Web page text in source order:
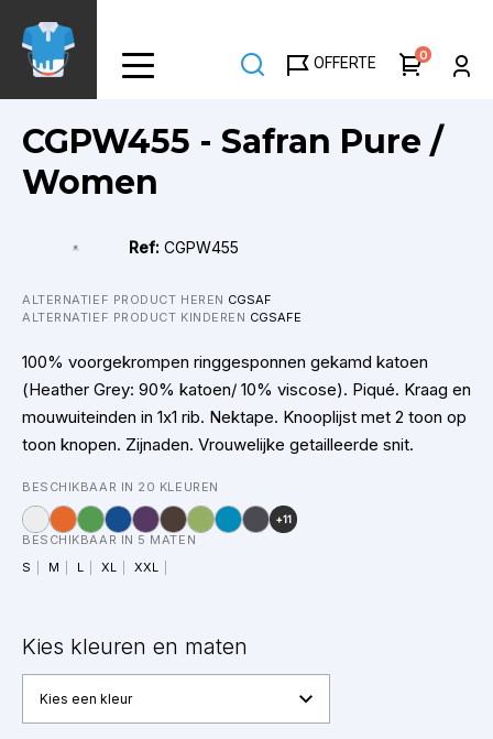
naar
gaan
OFFERTE 0
CGPW455 - Safran Pure /
Women
Ref:CGPW455
ALTERNATIEF PRODUCT HEREN CGSAF
ALTERNATIEF PRODUCT KINDEREN CGSAFE
100% voorgekrompen ringgesponnen gekamd katoen
(Heather Grey: 90% katoen/ 10% viscose). Piqué. Kraag en
mouwuiteinden in 1x1 rib. Nektape. Knooplijst met 2 toon op
toon knopen. Zijnaden. Vrouwelijke getailleerde snit.
BESCHIKBAAR IN 20 KLEUREN
+11
BESCHIKBAAR IN 5 MATEN
S
M L XL XXL
Kies kleuren en maten
Kies een kleur